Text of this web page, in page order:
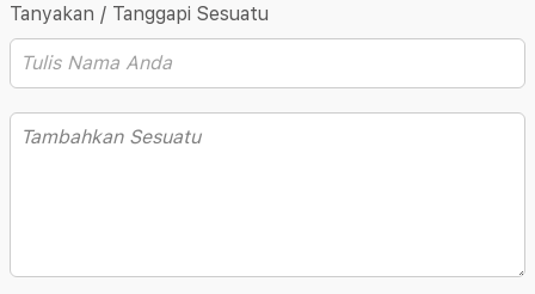
Tanyakan / Tanggapi Sesuatu